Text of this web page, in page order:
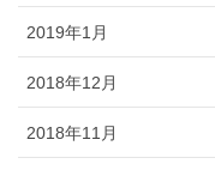
2019年1月
2018年12月
2018年11月